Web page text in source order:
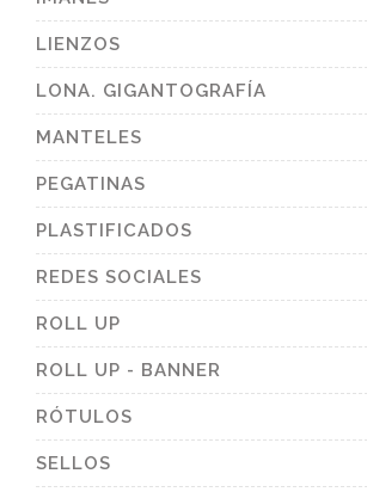
LIENZOS
LONA. GIGANTOGRAFÍA
MANTELES
PEGATINAS
PLASTIFICADOS
REDES SOCIALES
ROLL UP
ROLL UP - BANNER
RÓTULOS
SELLOS